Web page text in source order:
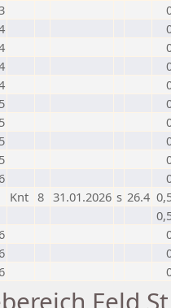
Knt 8 31.01.2026 s 26.4
Feld